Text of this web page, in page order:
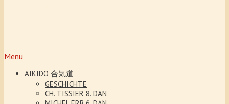
Menu
AIKIDO 合気道
GESCHICHTE
CH. TISSIER 8. DAN